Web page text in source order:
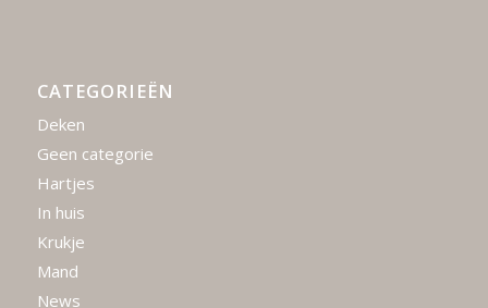
CATEGORIEËN
Deken
Geen categorie
Hartjes
In huis
Krukje
Mand
News